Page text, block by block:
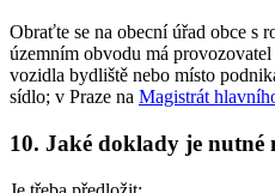
Obraťte se na obecní úřad obce s
územním obvodu má
vozidla bydliště nebo místo
sídlo; v Praze na Magistrát
10. Jaké doklady je nutné